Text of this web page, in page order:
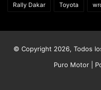
Rally Dakar Toyota
© Copyright 2026, Todos
Puro Motor |